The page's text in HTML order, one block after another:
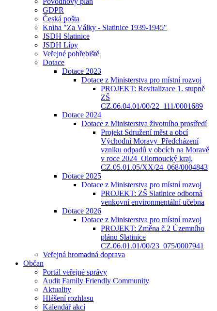
GDPR
Česká pošta
Kniha "Za Války - Slatinice 1939-1945"
JSDH Slatinice
JSDH Lípy
Veřejné pohřebiště
Dotace
Dotace 2023
Dotace z Ministerstva pro místní rozvoj
PROJEKT: Revitalizace 1. stupně
ZŠ
CZ.06.04.01/00/22_111/0001689
Dotace 2024
Dotace z Ministerstva životního prostředí
Projekt Sdružení měst a obcí
Východní Moravy_Předcházení
vzniku odpadů v obcích na Moravě
v roce 2024_Olomoucký kraj,
CZ.05.01.05/XX/24_068/0004843
Dotace 2025
Dotace z Ministerstva pro místní rozvoj
PROJEKT: ZŠ Slatinice odborná
venkovní environmentální učebna
Dotace 2026
Dotace z Ministerstva pro místní rozvoj
PROJEKT: Změna č.2 Územního
plánu Slatinice
CZ.06.01.01/00/23_075/0007941
Veřejná hromadná doprava
Občan
Portál veřejné správy
Audit Family Friendly Community
Aktuality
Hlášení rozhlasu
Kalendář akcí